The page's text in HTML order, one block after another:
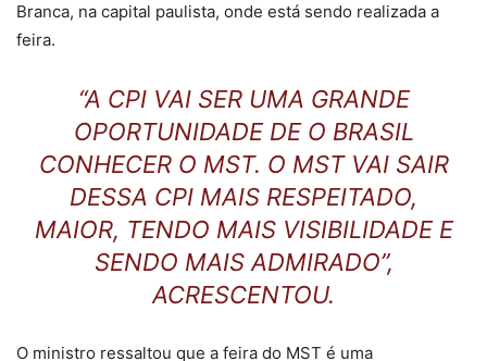
Branca, na capital paulista, onde está sendo realizada a
feira.
“A CPI VAI SER UMA GRANDE
OPORTUNIDADE DE O BRASIL
CONHECER O MST. O MST VAI SAIR
DESSA CPI MAIS RESPEITADO,
MAIOR, TENDO MAIS VISIBILIDADE E
SENDO MAIS ADMIRADO”,
ACRESCENTOU.
O ministro ressaltou que a feira do MST é uma